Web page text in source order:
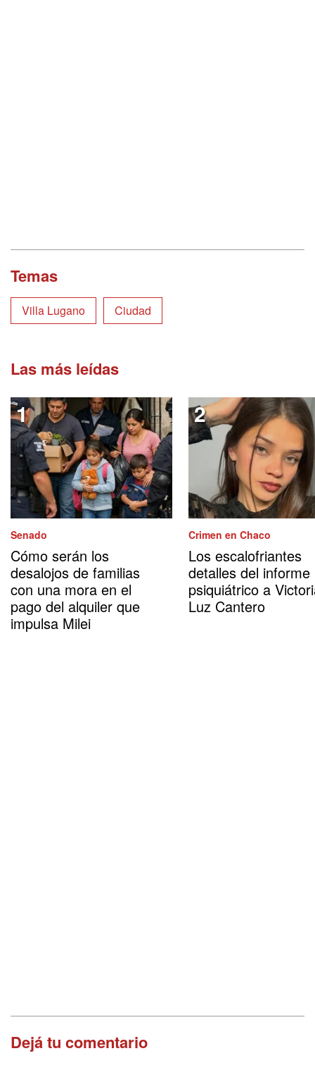
Temas
Villa Lugano Ciudad
Las más leídas
Senado
Cómo serán los
desalojos de familias
con una mora en el
pago del alquiler que
impulsa Milei
Crimen en Chaco
Los escalofriantes
detalles del informe
psiquiátrico a
Luz Cantero
Dejá tu comentario